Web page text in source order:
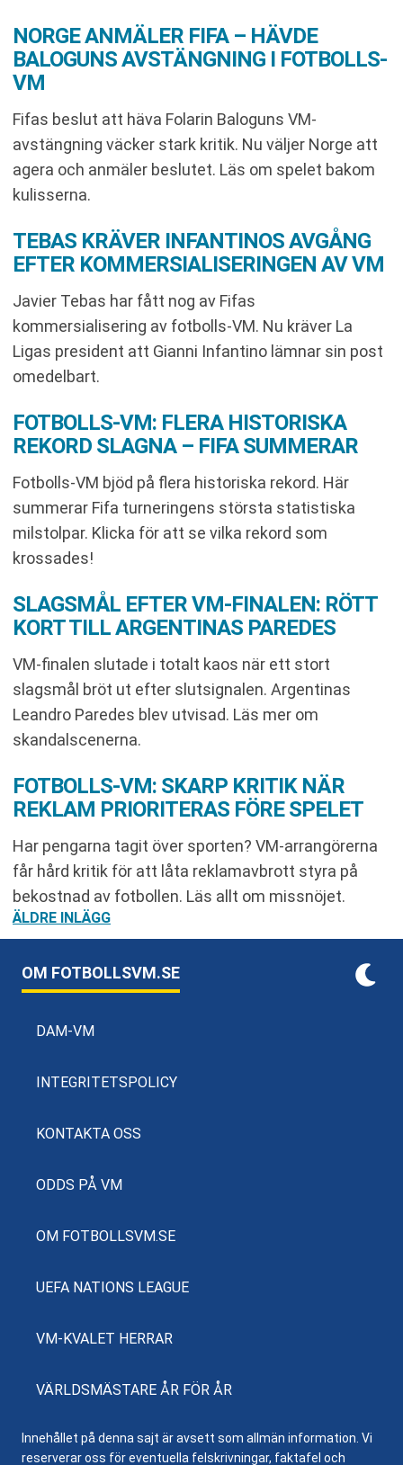
NORGE ANMÄLER FIFA – HÄVDE
BALOGUNS AVSTÄNGNING I FOTBOLLS-
VM
Fifas beslut att häva Folarin Baloguns VM-
avstängning väcker stark kritik. Nu väljer Norge att
agera och anmäler beslutet. Läs om spelet bakom
kulisserna.
TEBAS KRÄVER INFANTINOS AVGÅNG
EFTER KOMMERSIALISERINGEN AV VM
Javier Tebas har fått nog av Fifas
kommersialisering av fotbolls-VM. Nu kräver La
Ligas president att Gianni Infantino lämnar sin post
omedelbart.
FOTBOLLS-VM: FLERA HISTORISKA
REKORD SLAGNA – FIFA SUMMERAR
Fotbolls-VM bjöd på flera historiska rekord. Här
summerar Fifa turneringens största statistiska
milstolpar. Klicka för att se vilka rekord som
krossades!
SLAGSMÅL EFTER VM-FINALEN: RÖTT
KORT TILL ARGENTINAS PAREDES
VM-finalen slutade i totalt kaos när ett stort
slagsmål bröt ut efter slutsignalen. Argentinas
Leandro Paredes blev utvisad. Läs mer om
skandalscenerna.
FOTBOLLS-VM: SKARP KRITIK NÄR
REKLAM PRIORITERAS FÖRE SPELET
Har pengarna tagit över sporten? VM-arrangörerna
får hård kritik för att låta reklamavbrott styra på
bekostnad av fotbollen. Läs allt om missnöjet.
INLÄGGSNAVIGERING
ÄLDRE INLÄGG
OM FOTBOLLSVM.SE
DAM-VM
INTEGRITETSPOLICY
KONTAKTA OSS
ODDS PÅ VM
OM FOTBOLLSVM.SE
UEFA NATIONS LEAGUE
VM-KVALET HERRAR
VÄRLDSMÄSTARE ÅR FÖR ÅR
Innehållet på denna sajt är avsett som allmän information. Vi
reserverar oss för eventuella felskrivningar, faktafel och